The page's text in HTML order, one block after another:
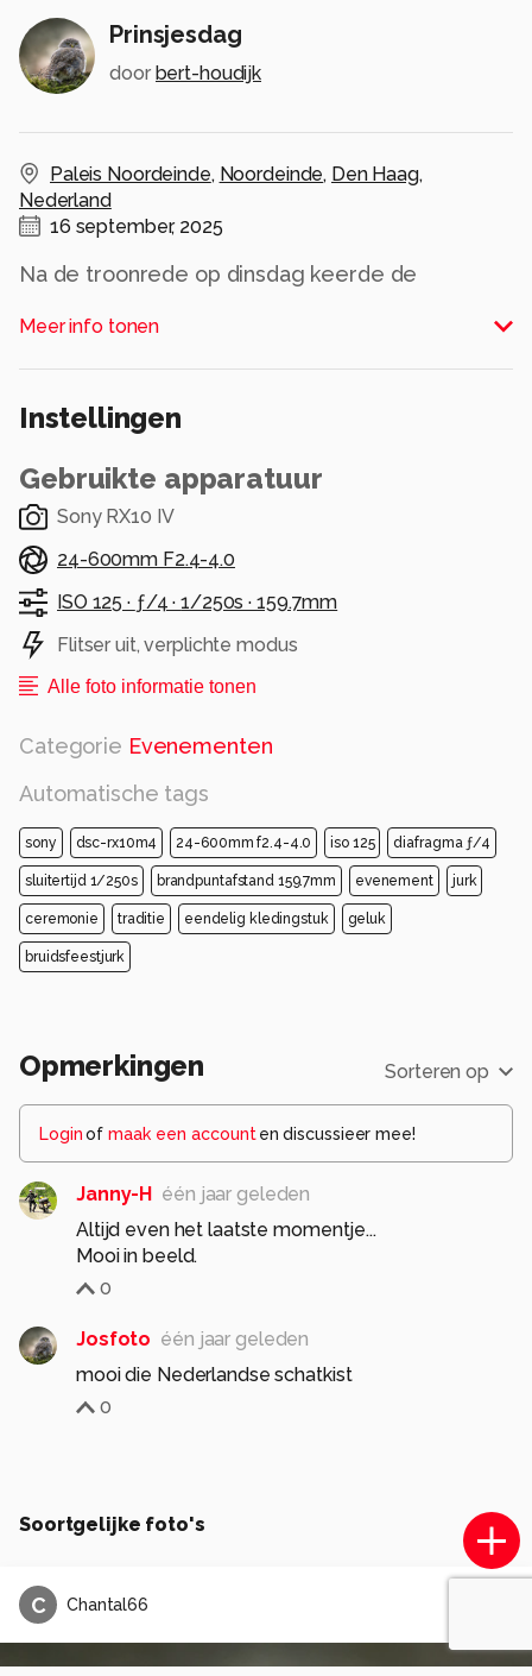
Prinsjesdag
door bert-houdijk
Paleis Noordeinde, Noordeinde, Den Haag,
Nederland
16 september, 2025
Na de troonrede op dinsdag keerde de
Vanaf het vertrouwde balkon van het paleis
begroetten zij het toegestroomde publiek,
aanwezig waren geweest.
Alle rechten voorbehouden
Meer info tonen
Instellingen
Gebruikte apparatuur
Sony RX10 IV
24-600mm F2.4-4.0
ISO 125 · ƒ/4 ·1/250s ·159.7mm
Flitser uit, verplichte modus
Alle foto informatie tonen
Categorie Evenementen
Automatische tags
sony dsc-rx10m4 24-600mm f2.4-4.0 iso 125 diafragma ƒ/4
sluitertijd 1/250s brandpuntafstand 159.7mm evenement jurk
ceremonie traditie eendelig kledingstuk geluk
bruidsfeestjurk
Opmerkingen Sorteren op
Loginof maak een account en discussieer mee!
Janny-H één jaar geleden
Altijd even het laatste momentje...
Mooi in beeld.
0
Josfoto één jaar geleden
mooi die Nederlandse schatkist
0
Soortgelijke foto's
C Chantal66